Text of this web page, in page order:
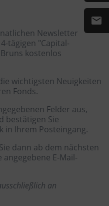
Newsletter
tägigen "Capital-
kostenlos
wichtigsten Neuigkeiten
Fonds.
Felder aus,
bestätigen Sie
in Ihrem Posteingang.
dann ab dem nächsten
E-Mail-
an